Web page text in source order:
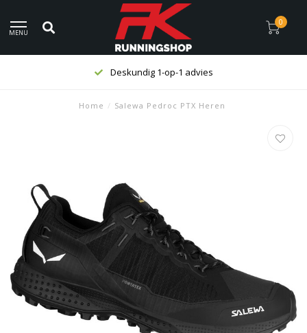
MENU
0
Deskundig 1-op-1 advies
Home / Salewa Pedroc PTX Heren